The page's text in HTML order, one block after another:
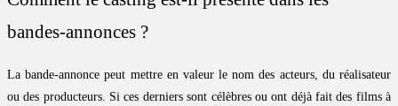
bandes-annonces ?
La bande-annonce peut mettre en valeur le nom des acteurs, du réalisateur
ou des producteurs. Si ces derniers sont célèbres ou ont déjà fait des films à